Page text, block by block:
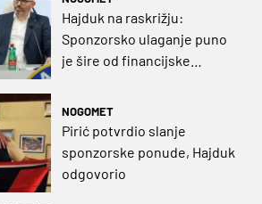
Hajduk na raskrižju:
Sponzorsko ulaganje puno
je šire od financijske
moguće
NOGOMET
Pirić potvrdio slanje
sponzorske ponude, Hajduk
odgovorio